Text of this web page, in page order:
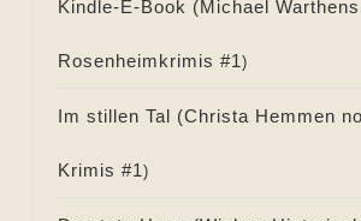
Kindle-E-Book (Michael Warthens
Rosenheimkrimis #1)
Im stillen Tal (Christa Hemmen
Krimis #1)